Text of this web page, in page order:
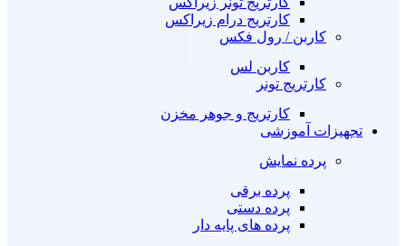
کارتریج درام زیراکس
کاربن / رول فکس
کاربن لس
کارتریج تونر
کارتریج و جوهر مخزن
تجهیزات آموزشی
پرده نمایش
پرده برقی
پرده دستی
پرده های پایه دار